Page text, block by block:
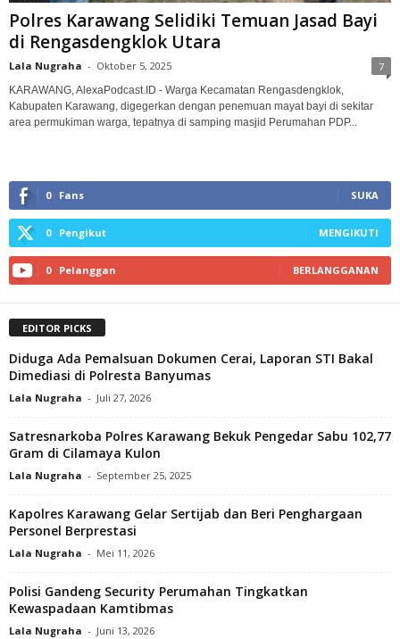
Polres Karawang Selidiki Temuan Jasad Bayi
di Rengasdengklok Utara
Lala Nugraha - Oktober 5, 2025 7
KARAWANG, AlexaPodcast.ID - Warga Kecamatan Rengasdengklok,
Kabupaten Karawang, digegerkan dengan penemuan mayat bayi di sekitar
area permukiman warga, tepatnya di samping masjid Perumahan PDP...
0 Fans SUKA
0 Pengikut MENGIKUTI
0 Pelanggan BERLANGGANAN
EDITOR PICKS
Diduga Ada Pemalsuan Dokumen Cerai, Laporan STI Bakal
Dimediasi di Polresta Banyumas
Lala Nugraha - Juli 27, 2026
Satresnarkoba Polres Karawang Bekuk Pengedar Sabu 102,77
Gram di Cilamaya Kulon
Lala Nugraha - September 25, 2025
Kapolres Karawang Gelar Sertijab dan Beri Penghargaan
Personel Berprestasi
Lala Nugraha - Mei 11, 2026
‎Polisi Gandeng Security Perumahan Tingkatkan
Kewaspadaan Kamtibmas
Lala Nugraha - Juni 13, 2026